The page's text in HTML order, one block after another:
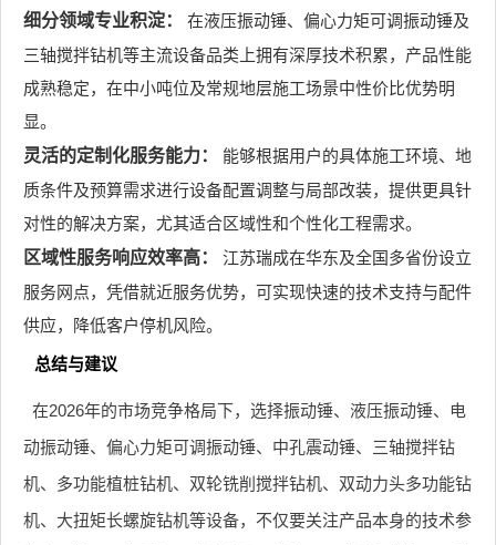
细分领域专业积淀：
在液压振动锤、偏心力矩可调振动锤及
三轴搅拌钻机等主流设备品类上拥有深厚技术积累，产品性能
成熟稳定，在中小吨位及常规地层施工场景中性价比优势明
显。
灵活的定制化服务能力：
能够根据用户的具体施工环境、地
质条件及预算需求进行设备配置调整与局部改装，提供更具针
对性的解决方案，尤其适合区域性和个性化工程需求。
区域性服务响应效率高：
江苏瑞成在华东及全国多省份设立
服务网点，凭借就近服务优势，可实现快速的技术支持与配件
供应，降低客户停机风险。
总结与建议
在2026年的市场竞争格局下，选择振动锤、液压振动锤、电
动振动锤、偏心力矩可调振动锤、中孔震动锤、三轴搅拌钻
机、多功能植桩钻机、双轮铣削搅拌钻机、双动力头多功能钻
机、大扭矩长螺旋钻机等设备，不仅要关注产品本身的技术参